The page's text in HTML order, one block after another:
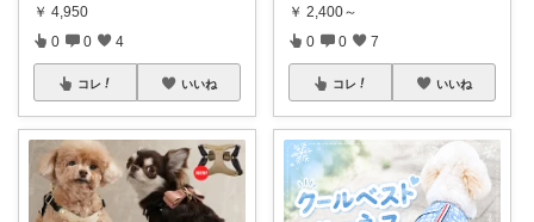
￥ 4,950
0 0 4
コレ いいね
￥ 2,400～
0 0 7
コレ いいね